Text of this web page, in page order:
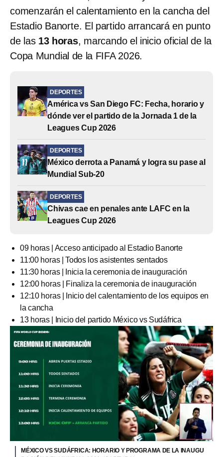
comenzarán el calentamiento en la cancha del
Estadio Banorte. El partido arrancará en punto
de las 13 horas, marcando el inicio oficial de la
Copa Mundial de la FIFA 2026.
DEPORTES
América vs San Diego FC: Fecha, horario y
dónde ver el partido de la Jornada 1 de la
Leagues Cup 2026
DEPORTES
México derrota a Panamá y logra su pase al
Mundial Sub-20
DEPORTES
Chivas cae en penales ante LAFC en la
Leagues Cup 2026
09 horas | Acceso anticipado al Estadio Banorte
11:00 horas | Todos los asistentes sentados
11:30 horas | Inicia la ceremonia de inauguración
12:00 horas | Finaliza la ceremonia de inauguración
12:10 horas | Inicio del calentamiento de los equipos en
la cancha
13 horas | Inicio del partido México vs Sudáfrica
MÉXICO VS SUDÁFRICA: HORARIO Y PROGRAMA DE LA INAUGU